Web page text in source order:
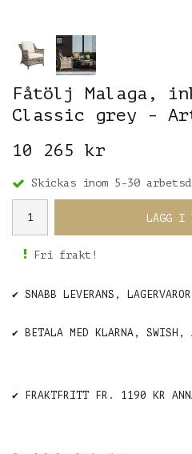
Fåtölj Malaga,
Classic grey -
10 265 kr
Skickas inom 5-30
LÄGG I
Fri frakt!
✔️ SNABB LEVERANS,
✔️ BETALA MED KLARNA, SWISH,
✔️ FRAKTFRITT FR. 1190 KR